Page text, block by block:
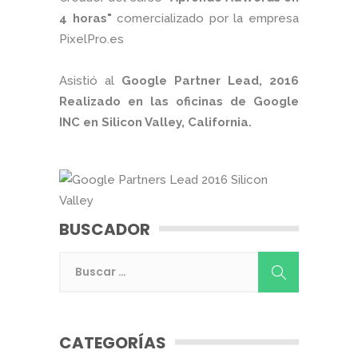
4 horas" comercializado por la empresa
PixelPro.es
Asistió al Google Partner Lead, 2016
Realizado en las oficinas de Google
INC en Silicon Valley, California.
BUSCADOR
CATEGORÍAS